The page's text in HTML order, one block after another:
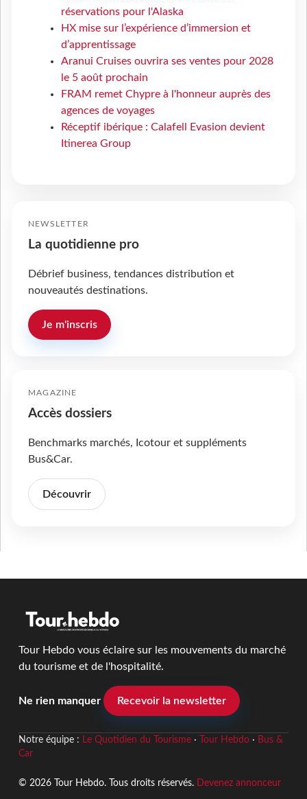
réservations pour l'Alaska
HX mise sur l’expérience d’immersion et
d’apprentissage
Aranui Cruises ouvrira ses ventes pour 2028
le 5 août prochain
FRAM remet Chypre à l'honneur auprès des
agences de voyages
Réceptif ibérique : Calafell Evasion devient
Itinerea Group
NEWSLETTER
La quotidienne pro
Débrief business, tendances distribution et
nouveautés destinations.
Je m'inscris
MAGAZINE
Accès dossiers
Benchmarks marchés, Icotour et suppléments
Bus&Car.
Découvrir
Tour Hebdo vous éclaire sur les mouvements du marché
du tourisme et de l'hospitalité.
Ne rien manquer Recevoir la newsletter
Notre équipe : Le Quotidien du Tourisme· Tour Hebdo· Bus &
Car
© 2026 Tour Hebdo. Tous droits réservés. Devenez annonceur